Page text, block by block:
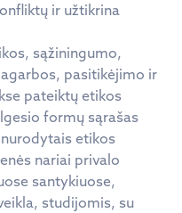
ir užtikrina
sąžiningumo,
pasitikėjimo ir
pateiktų etikos
formų sąrašas
etikos
nariai privalo
santykiuose,
studijomis, su